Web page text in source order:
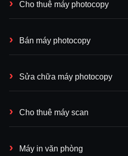
Cho thuê máy photocopy
Bán máy photocopy
Sửa chữa máy photocopy
Cho thuê máy scan
Máy in văn phòng